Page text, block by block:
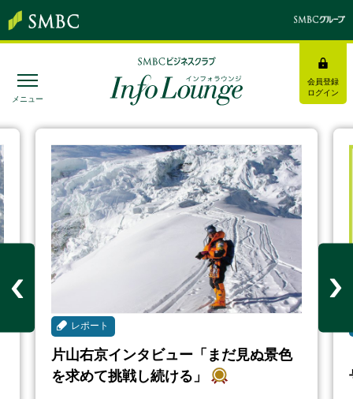
メニュー
会員登録
ログイン
SMBC経営懇話会 ｜みんなの研修
ログイン/会員登録
トピックス＆インフォメーション
お役立ち情報
インタビュー・レポート
連載・コラム
レポート
片山右京インタビュー「まだ見ぬ景色
を求めて挑戦し続ける」